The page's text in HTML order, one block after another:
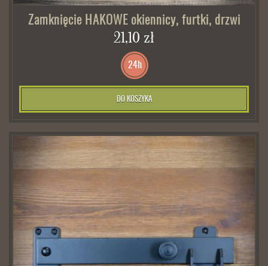
Zamknięcie HAKOWE okiennicy, furtki, drzwi
21,10 zł
24h
DO KOSZYKA